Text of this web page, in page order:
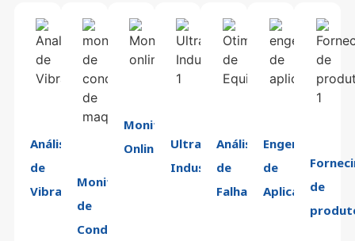
Análise
de
Vibração
Monitoramento
de
Condição
Monitoramento
Online
Ultrassom
Industrial
Análise
de
Falhas
Engenharia
de
Aplicação
de